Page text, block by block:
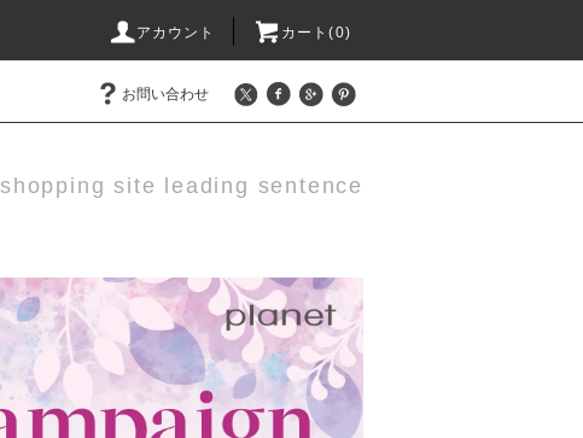
アカウント カート(0)
お問い合わせ
shopping site leading sentence